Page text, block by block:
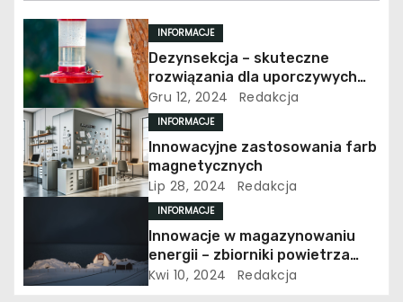
a
w
p
i
s
u
INFORMACJE
Dezynsekcja – skuteczne
rozwiązania dla uporczywych
problemów z owadami
Gru 12, 2024 Redakcja
INFORMACJE
Innowacyjne zastosowania farb
magnetycznych
Lip 28, 2024 Redakcja
INFORMACJE
Innowacje w magazynowaniu
energii – zbiorniki powietrza
Airpol
Kwi 10, 2024 Redakcja